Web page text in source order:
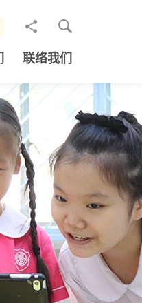
分
至
联络我们